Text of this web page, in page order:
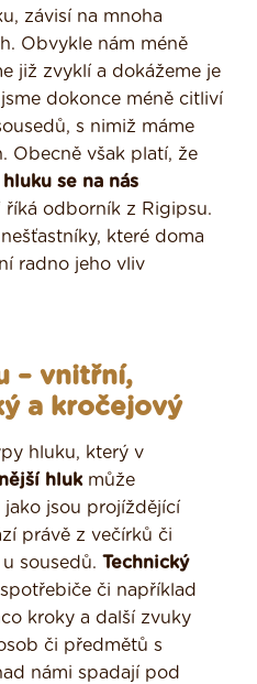
závisí na mnoha
Obvykle nám méně
již zvyklí a dokážeme je
dokonce méně citliví
s nimiž máme
Obecně však platí, že
se na nás
říká odborník z Rigipsu.
které doma
radno jeho vliv
– vnitřní,
a kročejový
hluku, který v
hlukmůže
jako jsou projíždějící
právě z večírků či
sousedů. Technický
či například
kroky a další zvuky
či předmětů s
námi spadají pod